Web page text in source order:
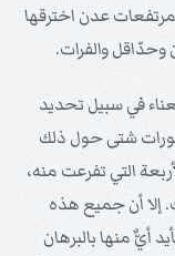
عدن اخترقها
والفرات.
في سبيل تحديد
شتى حول ذلك
التي تفرعت منه،
إلا أن جميع هذه
أيٌّ منها بالبرهان